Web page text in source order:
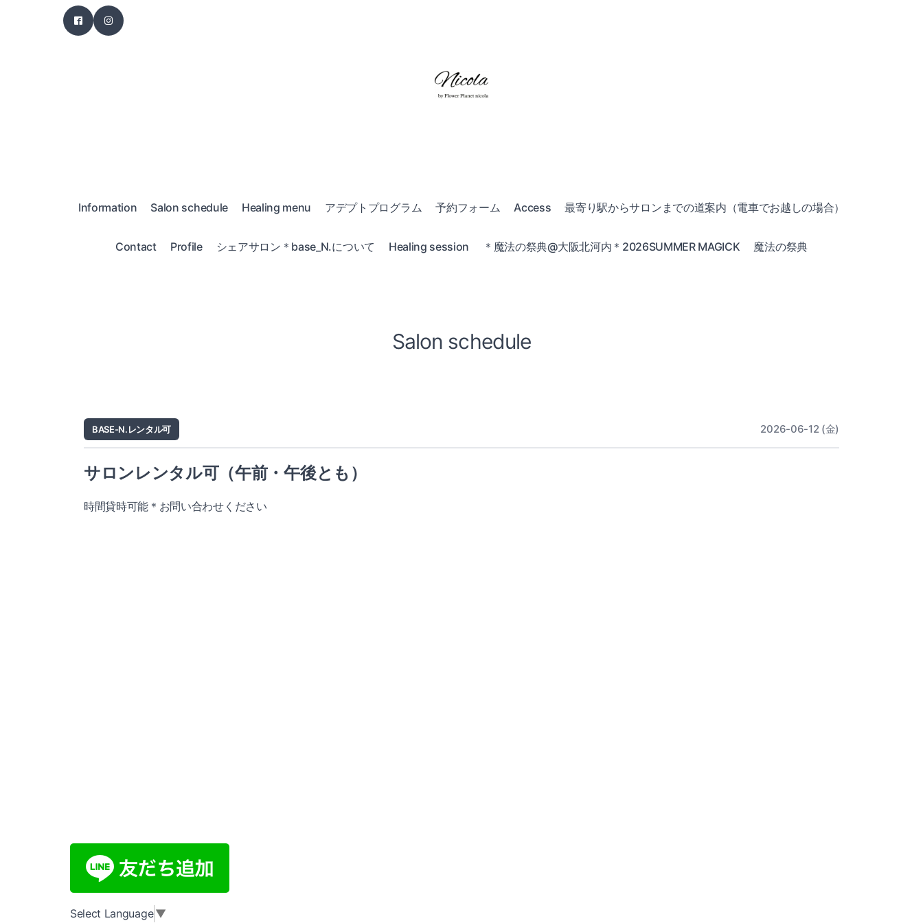
Information Salon schedule Healing menu アデプトプログラム 予約フォーム Access 最寄り駅からサロンまでの道案内（電車でお越しの場合）
Contact Profile シェアサロン＊base_N.について Healing session ＊魔法の祭典@大阪北河内＊2026SUMMER MAGICK 魔法の祭典
Salon schedule
BASE-N.レンタル可 2026-06-12 (金)
サロンレンタル可（午前・午後とも）
時間貸時可能＊お問い合わせください
Select Language▼